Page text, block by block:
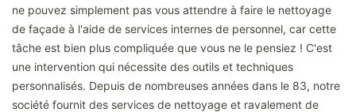
ne pouvez simplement pas vous attendre à faire le nettoyage
de façade à l'aide de services internes de personnel, car cette
tâche est bien plus compliquée que vous ne le pensiez ! C'est
une intervention qui nécessite des outils et techniques
personnalisés. Depuis de nombreuses années dans le 83, notre
société fournit des services de nettoyage et ravalement de